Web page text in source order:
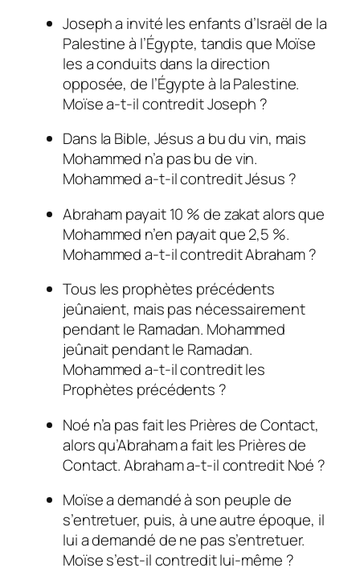
Joseph a invité les enfants d’Israël de la
Palestine à l’Égypte, tandis que Moïse
les a conduits dans la direction
opposée, de l’Égypte à la Palestine.
Moïse a-t-il contredit Joseph ?
Dans la Bible, Jésus a bu du vin, mais
Mohammed n’a pas bu de vin.
Mohammed a-t-il contredit Jésus ?
Abraham payait 10 % de zakat alors que
Mohammed n’en payait que 2,5 %.
Mohammed a-t-il contredit Abraham ?
Tous les prophètes précédents
jeûnaient, mais pas nécessairement
pendant le Ramadan. Mohammed
jeûnait pendant le Ramadan.
Mohammed a-t-il contredit les
Prophètes précédents ?
Noé n’a pas fait les Prières de Contact,
alors qu’Abraham a fait les Prières de
Contact. Abraham a-t-il contredit Noé ?
Moïse a demandé à son peuple de
s’entretuer, puis, à une autre époque, il
lui a demandé de ne pas s’entretuer.
Moïse s’est-il contredit lui-même ?